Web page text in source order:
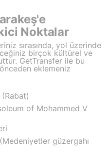
Noktalar
sırasında, yol üzerinde
birçok kültürel ve
GetTransfer ile bu
eklemeniz
of Mohammed V
güzergahı